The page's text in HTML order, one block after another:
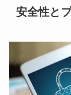
安全性と